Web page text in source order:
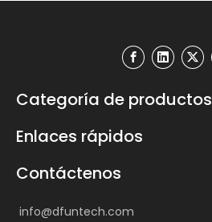
Categoría de productos
Enlaces rápidos
Contáctenos
info@dfuntech.com